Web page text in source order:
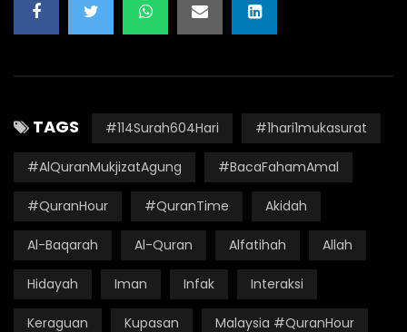
TAGS #114Surah604Hari #1hari1mukasurat
#AlQuranMukjizatAgung #BacaFahamAmal
#QuranHour #QuranTime Akidah
Al-Baqarah Al-Quran Alfatihah Allah
Hidayah Iman Infak Interaksi
Keraguan Kupasan Malaysia #QuranHour